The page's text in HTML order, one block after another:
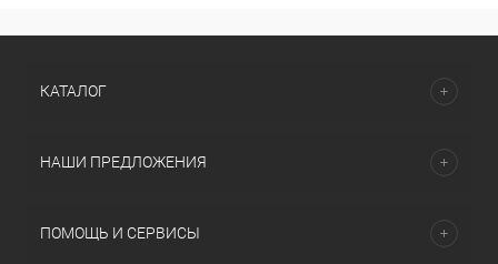
КАТАЛОГ
НАШИ ПРЕДЛОЖЕНИЯ
ПОМОЩЬ И СЕРВИСЫ